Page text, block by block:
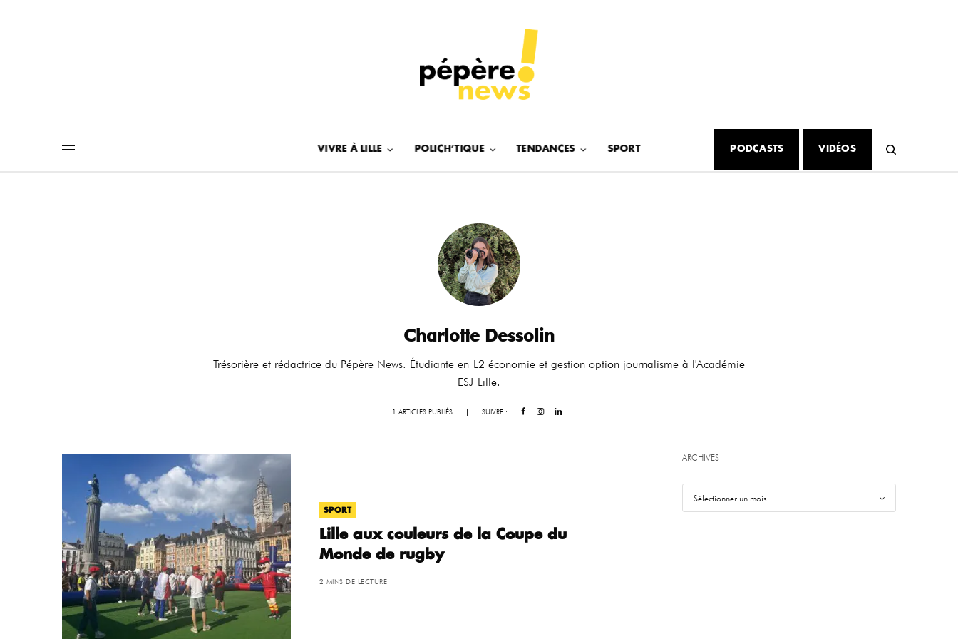
VIVRE À LILLE POLICH’TIQUE TENDANCES SPORT PODCASTS VIDÉOS
Charlotte Dessolin
Trésorière et rédactrice du Pépère News. Étudiante en L2 économie et gestion option journalisme à l'Académie
ESJ Lille.
1 ARTICLES PUBLIÉS | SUIVRE :
SPORT
Lille aux couleurs de la Coupe du
Monde de rugby
2 MINS DE LECTURE
ARCHIVES